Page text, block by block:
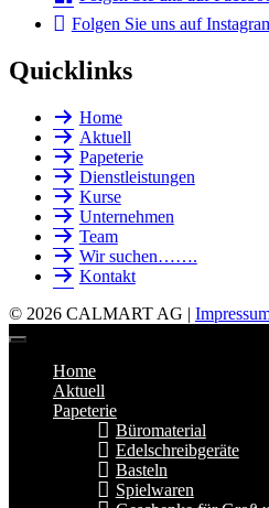
Folgen Sie uns auf
Quicklinks
Home
Aktuell
Papeterie
Dienstleistungen
Kurse
Unternehmen
Team
Wir suchen…….
Kontakt
© 2026 CALMART AG |
Home
Aktuell
Papeterie
Büromaterial
Edelschreibgeräte
Basteln
Spielwaren